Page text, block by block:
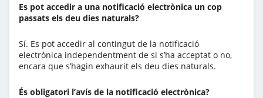
Es pot accedir a una notificació electrònica un cop
passats els deu dies naturals?
Sí. Es pot accedir al contingut de la notificació
electrònica independentment de si s’ha acceptat o no,
encara que s’hagin exhaurit els deu dies naturals.
És obligatori l’avís de la notificació electrònica?